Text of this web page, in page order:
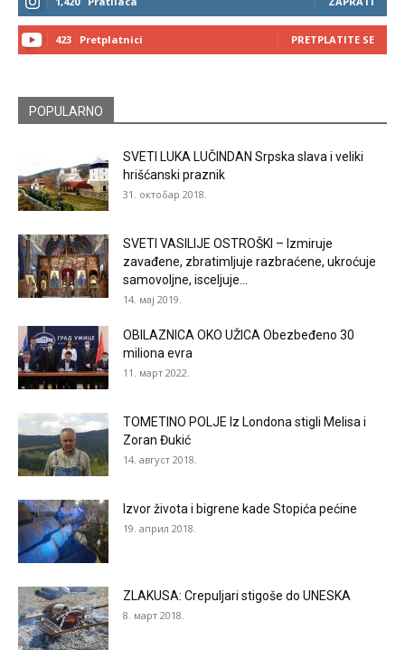
423 Pretplatnici PRETPLATITE SE
POPULARNO
SVETI LUKA LUČINDAN Srpska slava i veliki
hrišćanski praznik
31. октобар 2018.
SVETI VASILIJE OSTROŠKI – Izmiruje
zavađene, zbratimljuje razbraćene, ukroćuje
samovoljne, isceljuje...
14. мај 2019.
OBILAZNICA OKO UŽICA Obezbeđeno 30
miliona evra
11. март 2022.
TOMETINO POLJE Iz Londona stigli Melisa i
Zoran Đukić
14. август 2018.
Izvor života i bigrene kade Stopića pećine
19. април 2018.
ZLAKUSA: Crepuljari stigoše do UNESKA
8. март 2018.